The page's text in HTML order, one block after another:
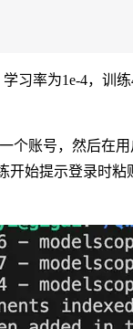
习率为1e-4，训练
个账号，然后在用
开始提示登录时粘